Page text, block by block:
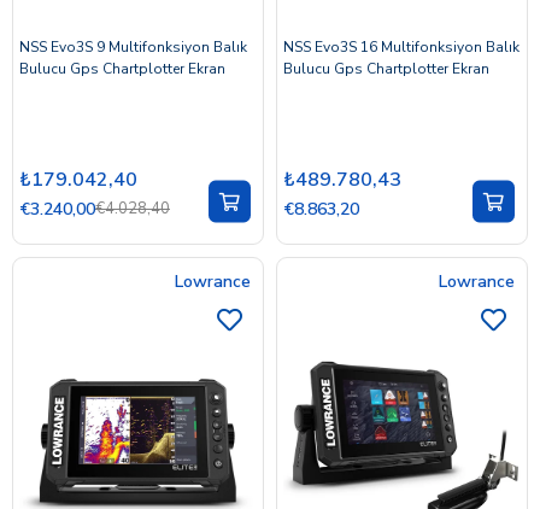
NSS Evo3S 9 Multifonksiyon Balık
Bulucu Gps Chartplotter Ekran
₺179.042,40
€3.240,00€4.028,40
NSS Evo3S 16 Multifonksiyon Balık
Bulucu Gps Chartplotter Ekran
₺489.780,43
€8.863,20
Lowrance Lowrance